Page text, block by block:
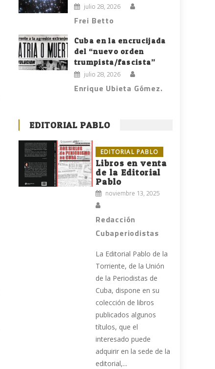
julio 28, 2026
Frei Betto
Cuba en la encrucijada
del “nuevo orden
trumpista/fascista”
julio 28, 2026
Enrique Ubieta Gómez.
EDITORIAL PABLO
EDITORIAL PABLO
Libros en venta
de la Editorial
Pablo
noviembre 13, 2025
Redacción
Cubaperiodistas
La Editorial Pablo de la
Torriente, de la Unión
de la Periodistas de
Cuba, dispone en su
colección de libros
publicados algunos
títulos, que el
interesado puede
adquirir en la sede de la
editorial,...